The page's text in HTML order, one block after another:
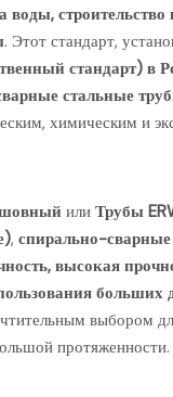
воды, строительство
. Этот стандарт,
стандарт) в
стальные
химическим и
или Трубы
, спирально-
высокая
больших
выбором
протяженности.